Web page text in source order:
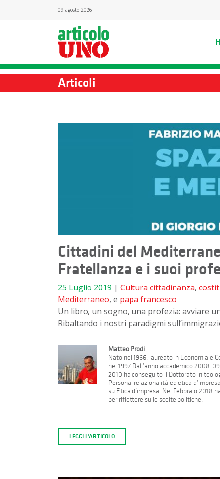
09 agosto 2026
Articoli
Cittadini del
Fratellanza e i suoi
25 Luglio 2019 | Cultura cittadinanza,
Mediterraneo, e papa francesco
Un libro, un sogno, una profezia: avviare
Ribaltando i nostri paradigmi
Matteo Prodi
Nato nel 1966, laureato in Economia e
nel 1997. Dall’anno accademico 2008-
2010 ha conseguito il Dottorato in
Persona, relazionalità ed etica
su Etica d’impresa. Nel Febbraio 2018
per riflettere sulle scelte politiche.
LEGGI L'ARTICOLO